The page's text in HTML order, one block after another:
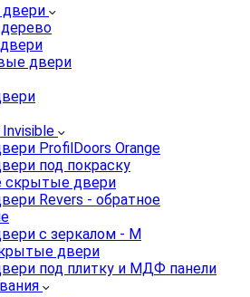
двери
ProfilDoors Orange
под покраску
скрытые двери
Revers - обратное
с зеркалом - M
двери
под плитку и МДФ панели